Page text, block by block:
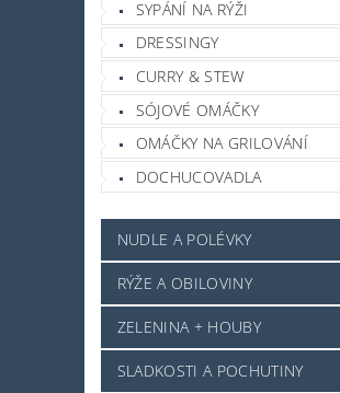
SYPÁNÍ NA RÝŽI
DRESSINGY
CURRY & STEW
SÓJOVÉ OMÁČKY
OMÁČKY NA GRILOVÁNÍ
DOCHUCOVADLA
NUDLE A POLÉVKY
RÝŽE A OBILOVINY
ZELENINA + HOUBY
SLADKOSTI A POCHUTINY